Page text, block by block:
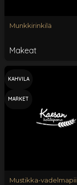
Munkkirinkilä
Makeat
KAHVILA
MARKET
Mustikka-